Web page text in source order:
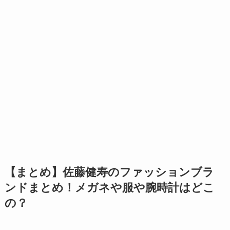
【まとめ】佐藤健寿のファッションブラ
ンドまとめ！メガネや服や腕時計はどこ
の？